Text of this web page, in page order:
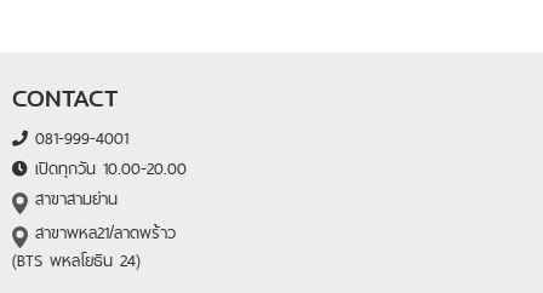
CONTACT
081-999-4001
เปิดทุกวัน 10.00-20.00
สาขาสามย่าน
สาขาพหล21/ลาดพร้าว
(BTS พหลโยธิน 24)